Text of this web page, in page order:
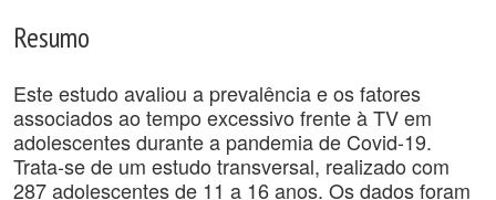
Resumo
Este estudo avaliou a prevalência e os fatores
associados ao tempo excessivo frente à TV em
adolescentes durante a pandemia de Covid-19.
Trata-se de um estudo transversal, realizado com
287 adolescentes de 11 a 16 anos. Os dados foram